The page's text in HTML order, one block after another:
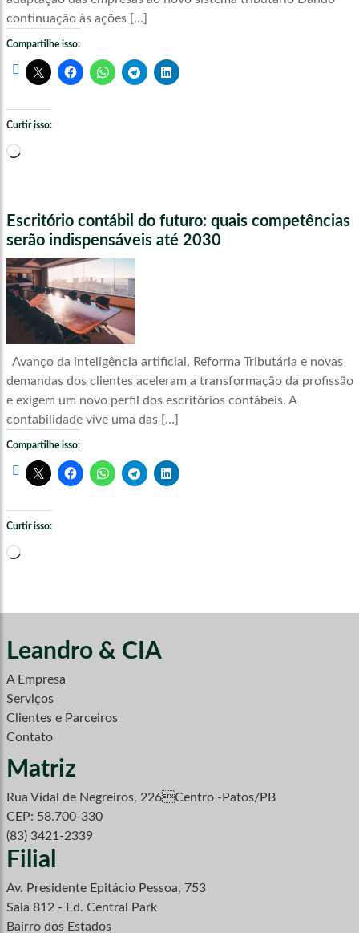
continuação às ações […]
Compartilhe isso:
Curtir isso:
Carregando...
Escritório contábil do futuro: quais competências
serão indispensáveis até 2030
Avanço da inteligência artificial, Reforma Tributária e novas
demandas dos clientes aceleram a transformação da profissão
e exigem um novo perfil dos escritórios contábeis. A
contabilidade vive uma das […]
Compartilhe isso:
Curtir isso:
Carregando...
Leandro & CIA
A Empresa
Serviços
Clientes e Parceiros
Contato
Matriz
Rua Vidal de Negreiros, 226Centro -Patos/PB
CEP: 58.700-330
(83) 3421-2339
Filial
Av. Presidente Epitácio Pessoa, 753
Sala 812 - Ed. Central Park
Bairro dos Estados